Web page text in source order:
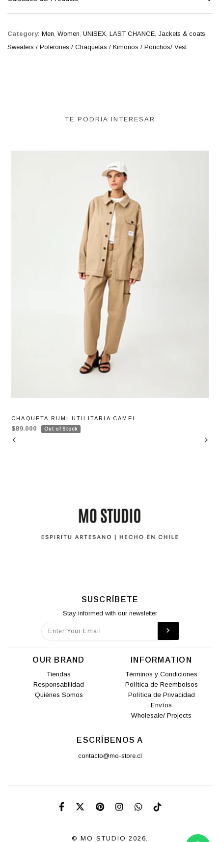
Category: Men, Women, UNISEX, LAST CHANCE, Jackets & coats,
Sweaters / Polerones / Chaquetas / Kimonos / Ponchos/ Vest
TE PODRIA INTERESAR
CHAQUETA RUMI UTILITARIA CAMEL
$89.000 Out of Stock
SUSCRÍBETE
Stay informed with our newsletter
OUR BRAND
Tiendas
Responsabilidad
Quiénes Somos
INFORMATION
Términos y Condiciones
Política de Reembolsos
Política de Privacidad
Envíos
Wholesale/ Projects
ESCRÍBENOS A
contacto@mo-store.cl
© MO STUDIO 2026.